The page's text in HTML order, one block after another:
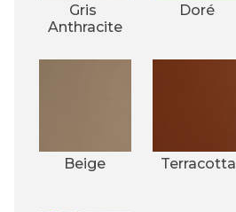
Gris
Anthracite
Doré
Beige Terracotta